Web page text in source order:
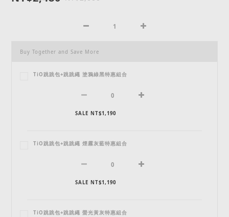
Buy Together and Save More
TiO跳跳包+跳跳繩 塗鴉綠黑特惠組合
SALE NT$1,190
TiO跳跳包+跳跳繩 煙霧灰藍特惠組合
SALE NT$1,190
TiO跳跳包+跳跳繩 螢光黃灰特惠組合